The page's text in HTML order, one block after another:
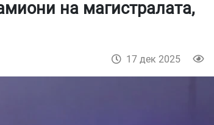
на магистралата,
17 дек 2025